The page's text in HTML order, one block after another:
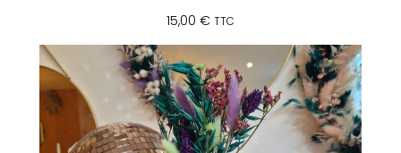
15,00 € TTC